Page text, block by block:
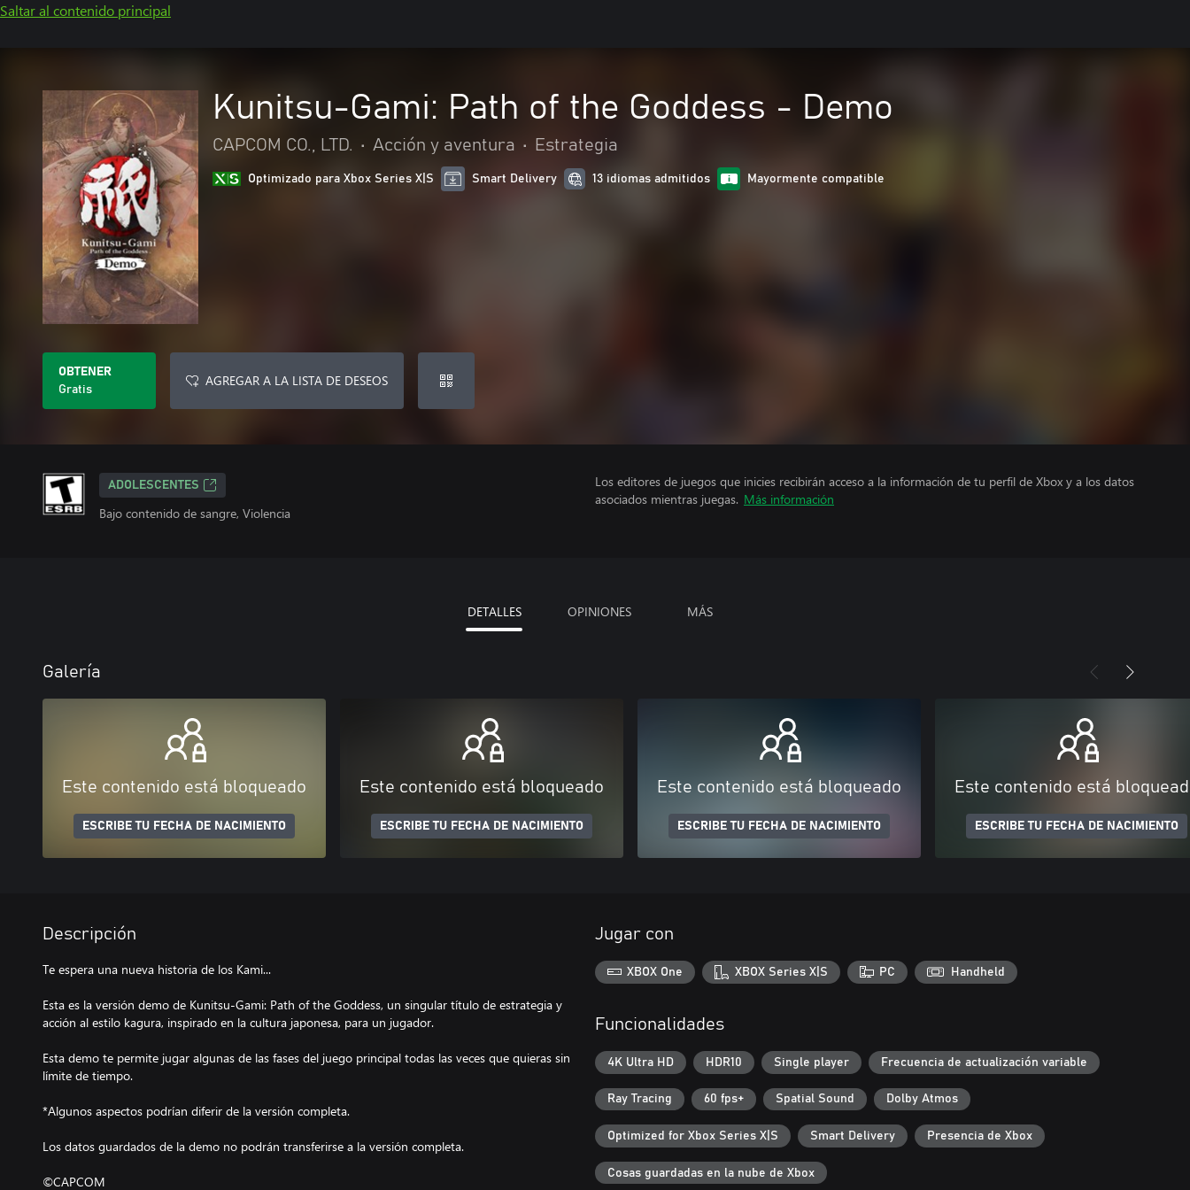
Saltar al contenido principal
Kunitsu-Gami: Path of the Goddess - Demo
CAPCOM CO., LTD. • Acción y aventura • Estrategia
Optimizado para Xbox Series X|S Smart Delivery 13 idiomas admitidos Mayormente compatible
OBTENER
Gratis
AGREGAR A LA LISTA DE DESEOS
ADOLESCENTES
Bajo contenido de sangre, Violencia
Los editores de juegos que inicies recibirán acceso a la información de tu perfil de Xbox y a los datos
asociados mientras juegas. Más información
DETALLES OPINIONES MÁS
Galería
Este contenido está bloqueado
ESCRIBE TU FECHA DE NACIMIENTO
Este contenido está bloqueado
ESCRIBE TU FECHA DE NACIMIENTO
Este contenido está bloqueado
ESCRIBE TU FECHA DE NACIMIENTO
Este contenido está
ESCRIBE TU FECHA DE NACIMIENTO
Descripción
Te espera una nueva historia de los Kami...
Esta es la versión demo de Kunitsu-Gami: Path of the Goddess, un singular título de estrategia y
acción al estilo kagura, inspirado en la cultura japonesa, para un jugador.
Esta demo te permite jugar algunas de las fases del juego principal todas las veces que quieras sin
límite de tiempo.
*Algunos aspectos podrían diferir de la versión completa.
Los datos guardados de la demo no podrán transferirse a la versión completa.
©CAPCOM
Jugar con
XBOX One XBOX Series X|S PC Handheld
Funcionalidades
4K Ultra HD HDR10 Single player Frecuencia de actualización variable
Ray Tracing 60 fps+ Spatial Sound Dolby Atmos
Optimized for Xbox Series X|S Smart Delivery Presencia de Xbox
Cosas guardadas en la nube de Xbox